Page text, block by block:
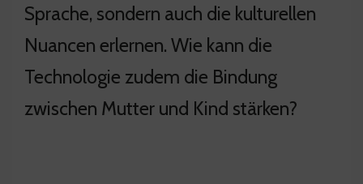
Sprache, sondern auch die kulturellen
Nuancen erlernen. Wie kann die
Technologie zudem die Bindung
zwischen Mutter und Kind stärken?